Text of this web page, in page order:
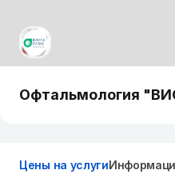
Офтальмология
Цены на услуги